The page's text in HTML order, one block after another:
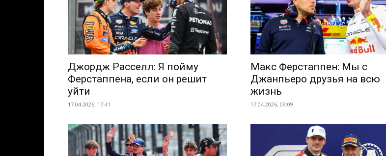
Джордж Расселл: Я пойму
Ферстаппена, если он решит
уйти
17.04.2026, 17:41
Макс Ферстаппен: Мы с
Джанпьеро друзья на всю
жизнь
17.04.2026, 09:09